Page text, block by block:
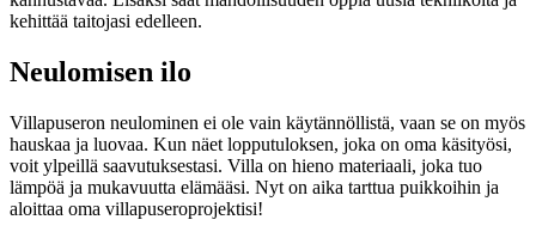
kehittää taitojasi edelleen.
Neulomisen ilo
Villapuseron neulominen ei ole vain käytännöllistä, vaan se on myös
hauskaa ja luovaa. Kun näet lopputuloksen, joka on oma käsityösi,
voit ylpeillä saavutuksestasi. Villa on hieno materiaali, joka tuo
lämpöä ja mukavuutta elämääsi. Nyt on aika tarttua puikkoihin ja
aloittaa oma villapuseroprojektisi!